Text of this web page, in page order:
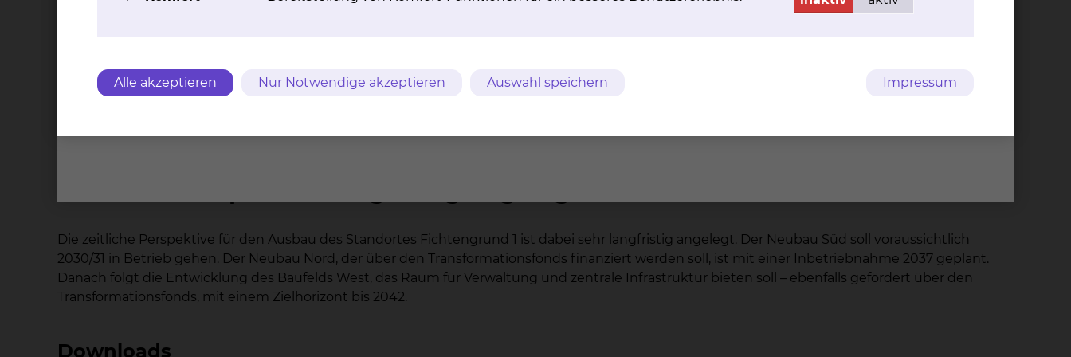
„Das skbs sieht in der Finanzierung des Zentralklinikums über den Fonds den Weg, ein schlüssiges, langfristig tragfähiges Gesamtkonzept
umzusetzen und damit die medizinische Versorgung nachhaltig auf einem universitären Niveau zu halten“, erklärt Jan-Olaf Klok, kaufmännischer
Entwicklungsschritte werden in den kommenden Planungsphasen dieses Jahr gestellt.
Die zeitliche Perspektive für den Ausbau des Standortes Fichtengrund 1 ist dabei sehr langfristig angelegt. Der Neubau Süd soll voraussichtlich
2030/31 in Betrieb gehen. Der Neubau Nord, der über den Transformationsfonds finanziert werden soll, ist mit einer Inbetriebnahme 2037 geplant.
Danach folgt die Entwicklung des Baufelds West, das Raum für Verwaltung und zentrale Infrastruktur bieten soll – ebenfalls gefördert über den
Transformationsfonds, mit einem Zielhorizont bis 2042.
Downloads
Alle akzeptieren Nur Notwendige akzeptieren Auswahl speichern Impressum